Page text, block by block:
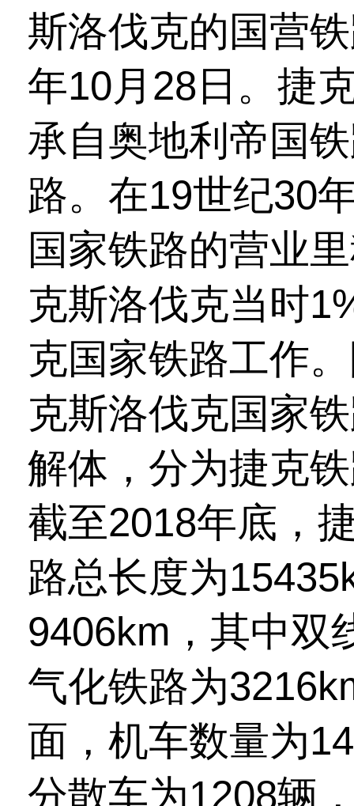
斯洛伐克的国营
年10月28日。捷
承自奥地利帝国
路。在19世纪30
国家铁路的营业
克斯洛伐克当时
克国家铁路工作
克斯洛伐克国家
解体，分为捷克
截至2018年底，
路总长度为
9406km，其中双
气化铁路为
面，机车数量为
分散车为1208辆